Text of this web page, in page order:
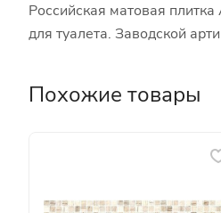
Российская матовая
для туалета. Заводской
Похожие товары